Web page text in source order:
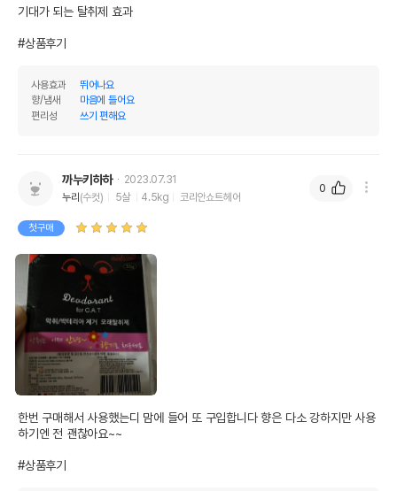
상품 필수 정보
품명 및 모델명
기대가 되는 탈취제 효과
#상품후기
사용효과
뛰어나요
향/냄새
마음에 들어요
편리성
쓰기 편해요
까누키하하
2023.07.31
누리(수컷) 5살 4.5kg 코리안쇼트헤어
첫구매
한번 구매해서 사용했는디 맘에 들어 또 구입합니다 향은 다소 강하지만 사용
하기엔 전 괜찮아요~~
#상품후기
0